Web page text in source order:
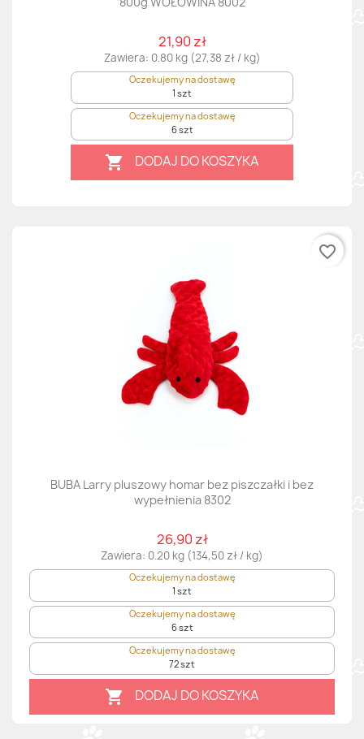
21,90 zł
Zawiera: 0.80 kg (27,38 zł / kg)
Oczekujemy na dostawę
1 szt
Oczekujemy na dostawę
6 szt
 DODAJ DO KOSZYKA
BUBA Larry pluszowy homar bez piszczałki i bez
wypełnienia 8302
26,90 zł
Zawiera: 0.20 kg (134,50 zł / kg)
Oczekujemy na dostawę
1 szt
Oczekujemy na dostawę
6 szt
Oczekujemy na dostawę
72 szt
 DODAJ DO KOSZYKA
favorite_border